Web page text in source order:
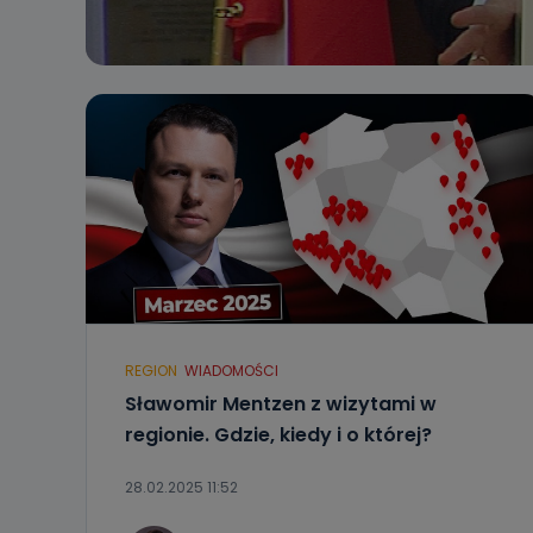
REGION WIADOMOŚCI
Sławomir Mentzen z wizytami w
regionie. Gdzie, kiedy i o której?
28.02.2025 11:52